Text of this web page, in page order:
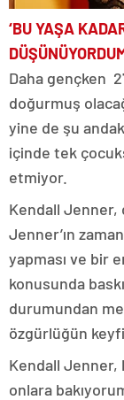
‘BU YAŞA
Daha gençken
doğurmuş
yine de şu
içinde tek
etmiyor.
Kendall
Jenner’ın
yapması ve bir
konusunda
durumundan
özgürlüğün
Kendall Jenner,
onlara